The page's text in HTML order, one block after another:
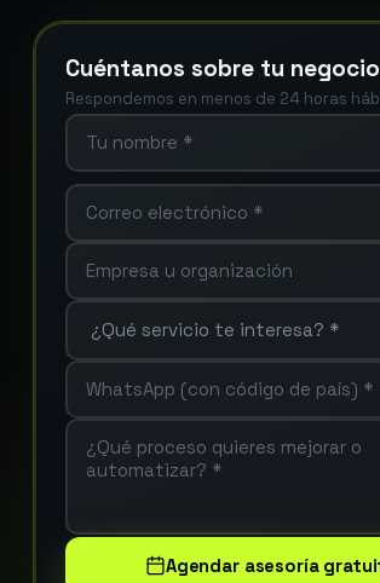
Cuéntanos sobre tu negocio
Respondemos en menos de 24 horas
Agendar asesoría